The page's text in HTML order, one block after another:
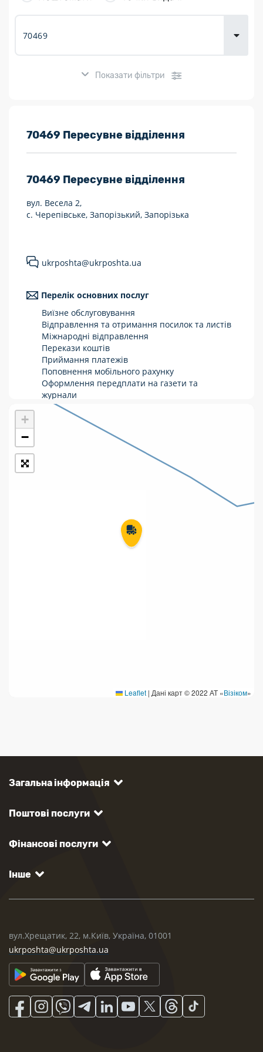
Показати фільтри
Розклад роботи:
Працюють після 19:00
Працюють у вихідні
Укрпошта Експрес/тариф «Пріоритетний»
Доставка за межі України
Прийом вантажів
Фінансові послуги:
Термінові перекази
Перекази
Комунальні та інші платежі
70469 Пересувне відділення
70469 Пересувне відділення
вул. Весела 2,
с. Черепівське, Запорізький, Запорізька
ukrposhta@ukrposhta.ua
Перелік основних послуг
Виїзне обслуговування
Відправлення та отримання посилок та листів
Міжнародні відправлення
Перекази коштів
Приймання платежів
Поповнення мобільного рахунку
Оформлення передплати на газети та
журнали
Зняття готівки з картки
Виплата пенсій та соціальних допомог
Продаж товарів
+
−
Leaflet | Дані карт © 2022 АТ «Візіком»
Загальна інформація
Поштові послуги
Фінансові послуги
Інше
вул.Хрещатик, 22, м.Київ, Україна, 01001
ukrposhta@ukrposhta.ua